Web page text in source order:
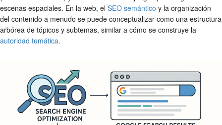
escenas espaciales. En la web, el SEO semántico y la organización
del contenido a menudo se puede conceptualizar como una estructura
arbórea de tópicos y subtemas, similar a cómo se construye la
autoridad temática.